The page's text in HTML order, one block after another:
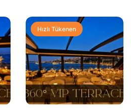
Hızlı Tükenen